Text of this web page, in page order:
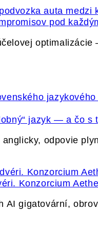
pod
jazyk — a čo s
odpovie
Konzorcium
AI gigatovární,